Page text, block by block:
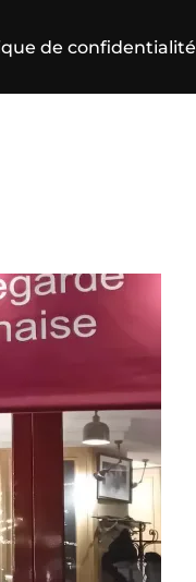
de confidentialité